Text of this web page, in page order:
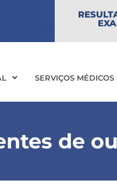
SERVIÇOS MÉDICOS
de